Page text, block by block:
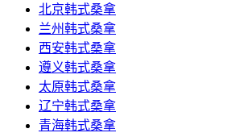
北京韩式桑拿
兰州韩式桑拿
西安韩式桑拿
遵义韩式桑拿
太原韩式桑拿
辽宁韩式桑拿
青海韩式桑拿